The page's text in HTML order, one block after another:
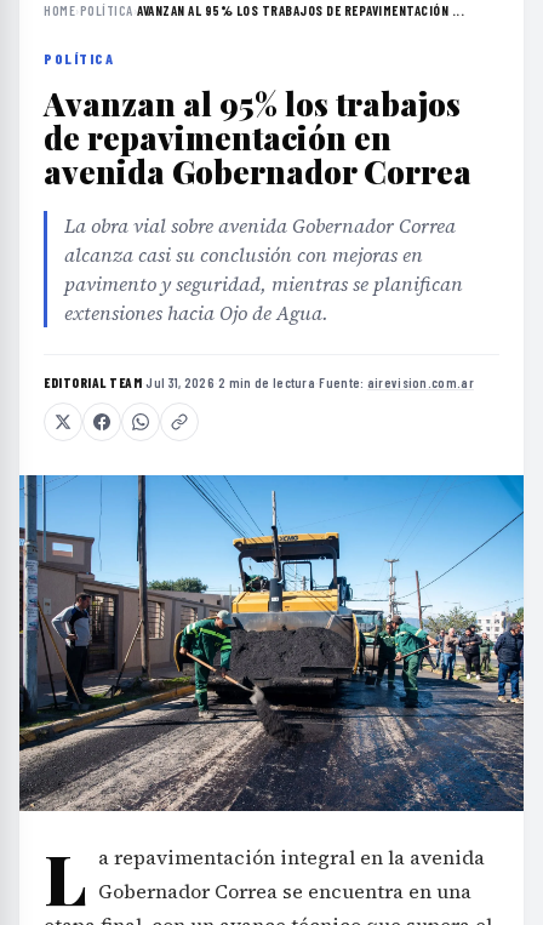
HOME›POLÍTICA›AVANZAN AL 95% LOS TRABAJOS DE REPAVIMENTACIÓN ...
POLÍTICA
Avanzan al 95% los trabajos
de repavimentación en
avenida Gobernador Correa
La obra vial sobre avenida Gobernador Correa
alcanza casi su conclusión con mejoras en
pavimento y seguridad, mientras se planifican
extensiones hacia Ojo de Agua.
EDITORIAL TEAM·Jul 31, 2026·2 min de lectura·Fuente: airevision.com.ar
L a repavimentación integral en la avenida
Gobernador Correa se encuentra en una